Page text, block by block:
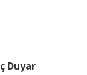
Duyar